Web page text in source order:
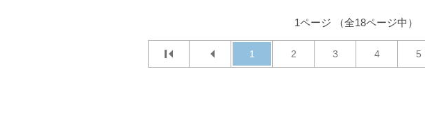
1ページ （全18ページ中）
1 2 3 4 5